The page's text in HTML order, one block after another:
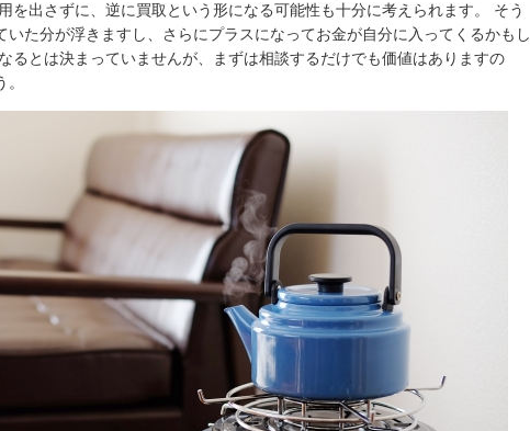
を出さずに、逆に買取という形になる可能性も十分に考えられます。 そう
た分が浮きますし、さらにプラスになってお金が自分に入ってくるかもし
るとは決まっていませんが、まずは相談するだけでも価値はありますの